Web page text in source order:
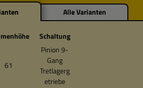
Alle Varianten
Schaltung
61
Pinion 9-
Gang
Tretlagerg
etriebe